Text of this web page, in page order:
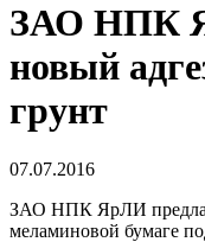
ЗАО НПК
новый
грунт
07.07.2016
ЗАО НПК ЯрЛИ
меламиновой бумаге